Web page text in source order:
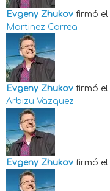
Evgeny Zhukov firmó el
Martinez Correa
Evgeny Zhukov firmó el
Arbizu Vazquez
Evgeny Zhukov firmó el